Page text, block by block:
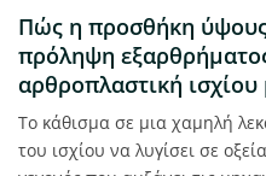
Πώς η προσθήκη
πρόληψη
αρθροπλαστική
Το κάθισμα σε μια χαμηλή
του ισχίου να λυγίσει σε